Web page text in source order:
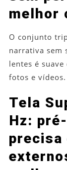
melhor
O conjunto
narrativa sem
lentes é
fotos e vídeos.
Tela
Hz:
precisa